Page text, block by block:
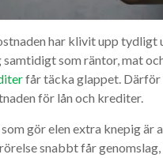
har klivit upp tydligt
samtidigt som räntor, mat
får täcka glappet.
för lån och krediter.
gör elen extra knepig är
snabbt får